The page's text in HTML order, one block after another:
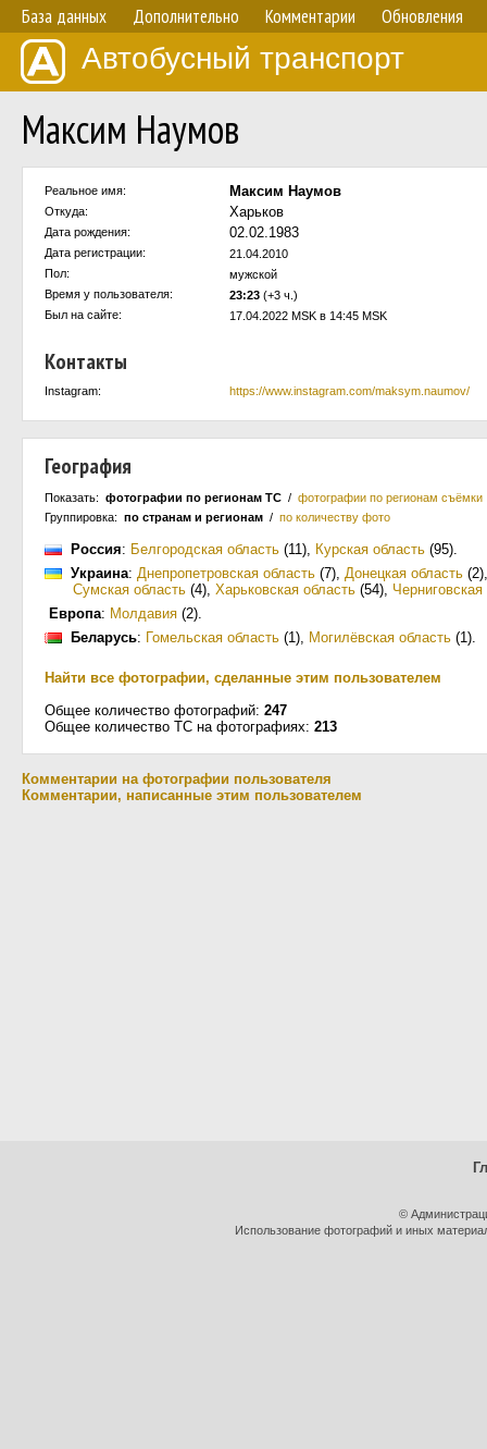
База данных Дополнительно Комментарии Обновления
Автобусный транспорт
Максим Наумов
Реальное имя: Максим Наумов
Откуда: Харьков
Дата рождения: 02.02.1983
Дата регистрации:
21.04.2010
Пол:
мужской
Время у пользователя:
23:23 (+3 ч.)
Был на сайте:
17.04.2022 MSK в 14:45 MSK
Контакты
Instagram: https://www.instagram.com/maksym.naumov/
География
Показать: фотографии по регионам ТС / фотографии по регионам съёмки
Группировка: по странам и регионам / по количеству фото
Россия: Белгородская область (11), Курская область (95).
Украина: Днепропетровская область (7), Донецкая область (2)
Сумская область (4), Харьковская область (54), Черниговская
Европа: Молдавия (2).
Беларусь: Гомельская область (1), Могилёвская область (1).
Найти все фотографии, сделанные этим пользователем
Общее количество фотографий: 247
Общее количество ТС на фотографиях: 213
Комментарии на фотографии пользователя
Комментарии, написанные этим пользователем
©
Использование фотографий и иных